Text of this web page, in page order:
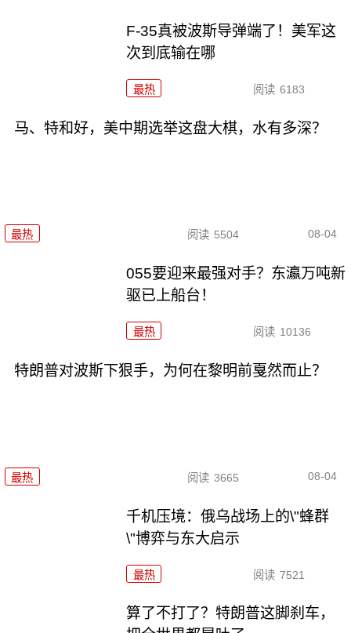
F-35真被波斯导弹端了！美军这
次到底输在哪
最热 阅读 6183
马、特和好，美中期选举这盘大棋，水有多深？
最热 阅读 5504 08-04
055要迎来最强对手？东瀛万吨新
驱已上船台！
最热 阅读 10136
特朗普对波斯下狠手，为何在黎明前戛然而止？
最热 阅读 3665 08-04
千机压境：俄乌战场上的\"蜂群
\"博弈与东大启示
最热 阅读 7521
算了不打了？特朗普这脚刹车，